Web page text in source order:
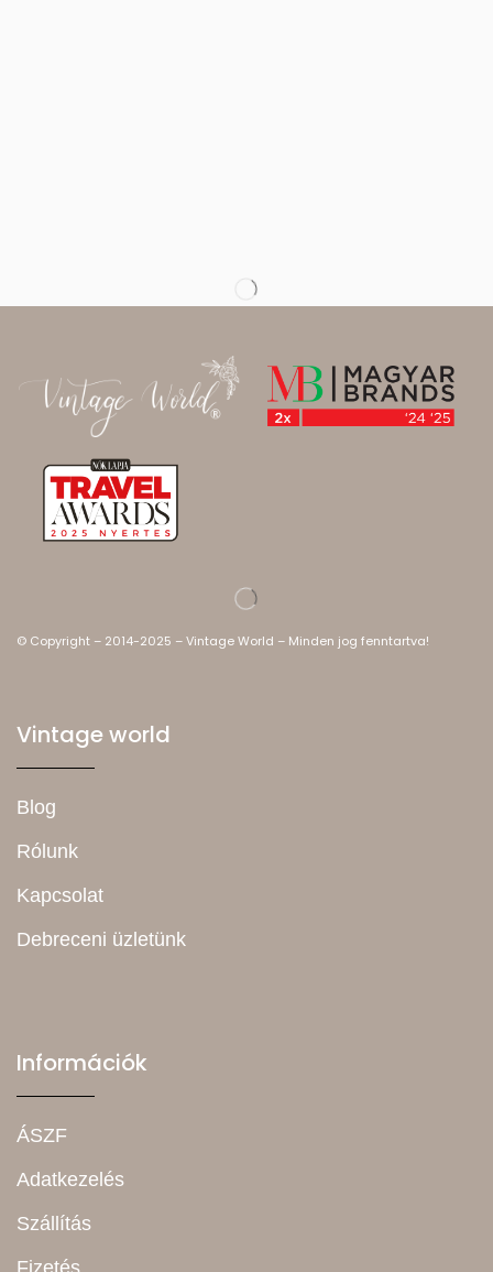
© Copyright – 2014-2025 – Vintage World – Minden jog fenntartva!
Vintage world
Blog
Rólunk
Kapcsolat
Debreceni üzletünk
Információk
ÁSZF
Adatkezelés
Szállítás